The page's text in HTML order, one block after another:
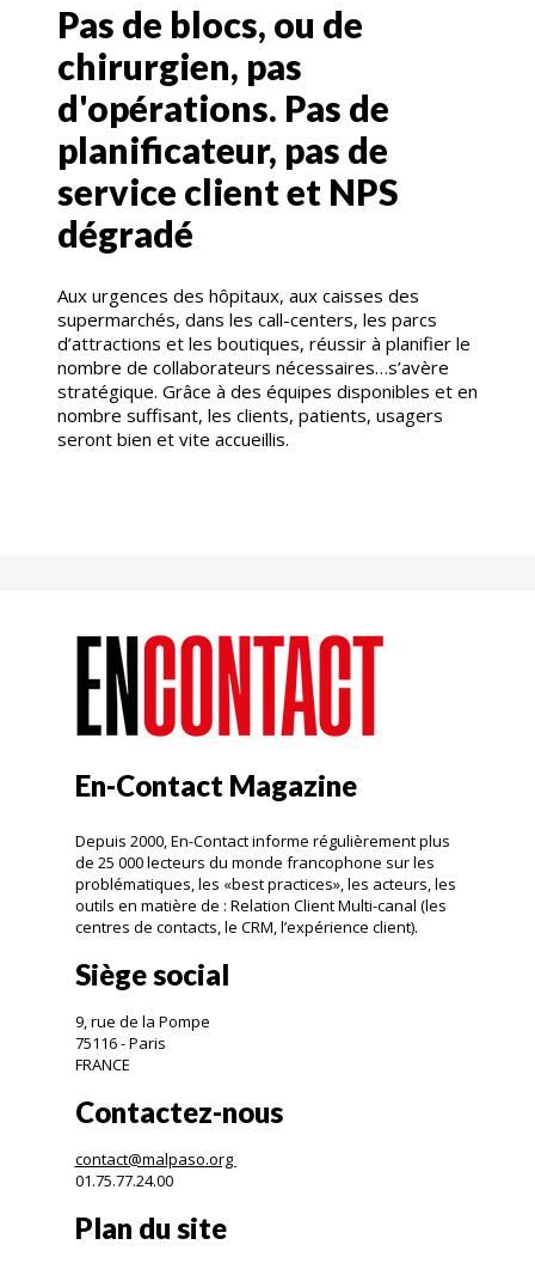
Pas de blocs, ou de
chirurgien, pas
d'opérations. Pas de
planificateur, pas de
service client et NPS
dégradé
Aux urgences des hôpitaux, aux caisses des
supermarchés, dans les call-centers, les parcs
d’attractions et les boutiques, réussir à planifier le
nombre de collaborateurs nécessaires…s’avère
stratégique. Grâce à des équipes disponibles et en
nombre suffisant, les clients, patients, usagers
seront bien et vite accueillis.
En-Contact Magazine
Depuis 2000, En-Contact informe régulièrement plus
de 25 000 lecteurs du monde francophone sur les
problématiques, les «best practices», les acteurs, les
outils en matière de : Relation Client Multi-canal (les
centres de contacts, le CRM, l’expérience client).
Siège social
9, rue de la Pompe
75116 - Paris
FRANCE
Contactez-nous
contact@malpaso.org
01.75.77.24.00
Plan du site